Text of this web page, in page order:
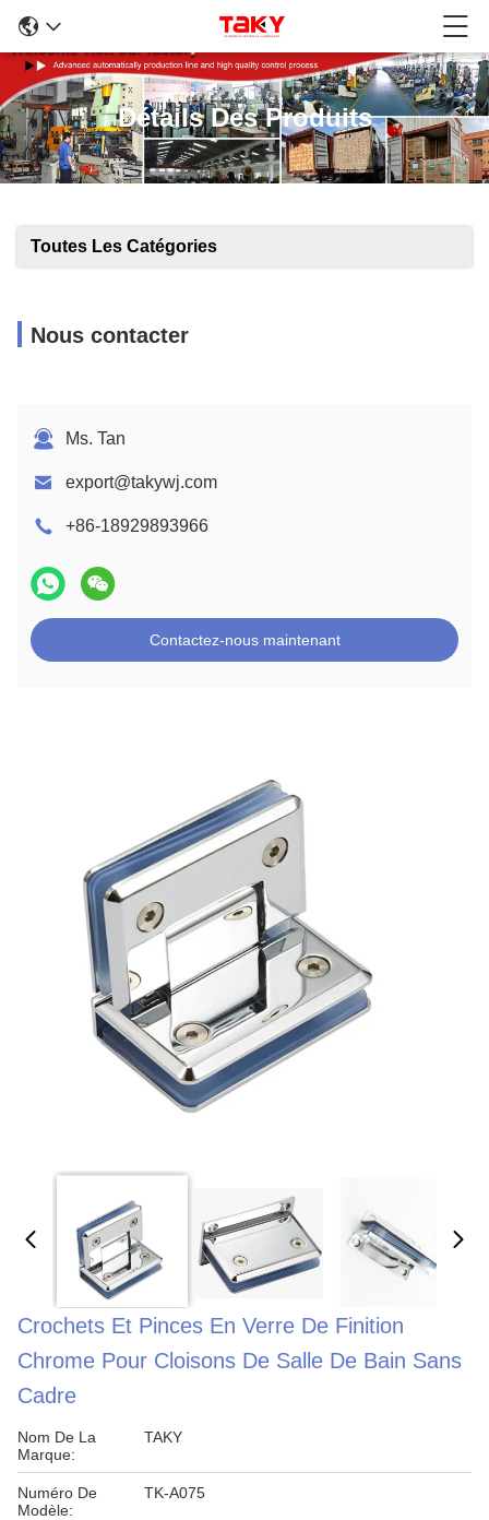
Détails Des Produits
Toutes Les Catégories
Nous contacter
Ms. Tan
export@takywj.com
+86-18929893966
Contactez-nous maintenant
Crochets Et Pinces En Verre De Finition
Chrome Pour Cloisons De Salle De Bain Sans
Cadre
Nom De La
Marque:
TAKY
Numéro De
Modèle:
TK-A075